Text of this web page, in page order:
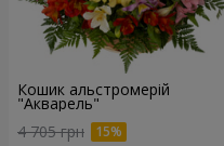
Кошик альстромерій
"Акварель"
4 705 грн